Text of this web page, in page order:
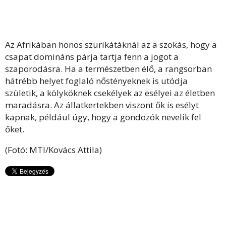
Az Afrikában honos szurikátáknál az a szokás, hogy a
csapat domináns párja tartja fenn a jogot a
szaporodásra. Ha a természetben élő, a rangsorban
hátrébb helyet foglaló nőstényeknek is utódja
születik, a kölyköknek csekélyek az esélyei az életben
maradásra. Az állatkertekben viszont ők is esélyt
kapnak, például úgy, hogy a gondozók nevelik fel
őket.
(Fotó: MTI/Kovács Attila)